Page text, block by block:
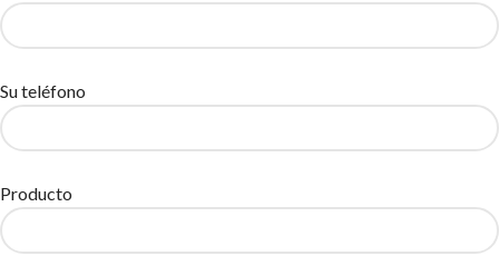
Su teléfono
Producto